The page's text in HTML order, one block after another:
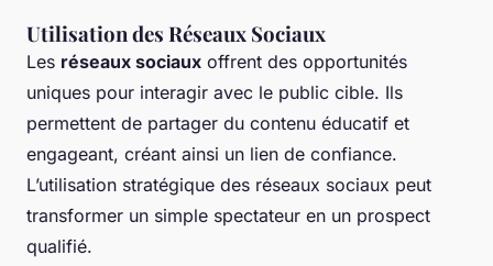
Utilisation des Réseaux Sociaux
Les réseaux sociaux offrent des opportunités
uniques pour interagir avec le public cible. Ils
permettent de partager du contenu éducatif et
engageant, créant ainsi un lien de confiance.
L’utilisation stratégique des réseaux sociaux peut
transformer un simple spectateur en un prospect
qualifié.